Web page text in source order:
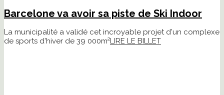
Barcelone va avoir sa piste de Ski Indoor
La municipalité a validé cet incroyable projet d'un complexe
de sports d'hiver de 39 000m²LIRE LE BILLET